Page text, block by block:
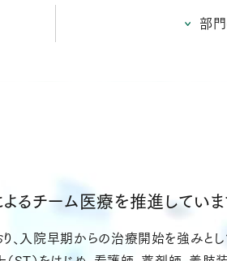
部
るチーム医療を推進していま
入院早期からの治療開始を強みとし